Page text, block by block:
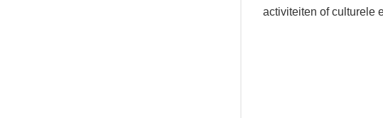
activiteiten of culturele